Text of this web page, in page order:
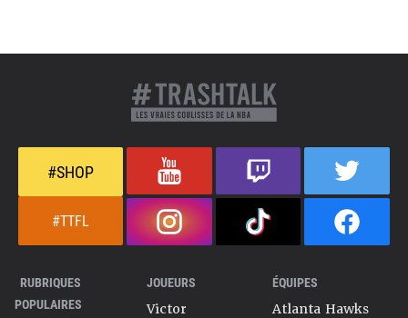
#SHOP
#TTFL
RUBRIQUES
POPULAIRES
JOUEURS
Victor
ÉQUIPES
Atlanta Hawks